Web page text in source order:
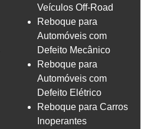
Veículos Off-Road
Reboque para
Automóveis com
Defeito Mecânico
Reboque para
Automóveis com
Defeito Elétrico
Reboque para Carros
Inoperantes